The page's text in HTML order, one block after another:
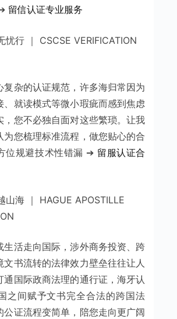
留信认证专业服务
忧行 ｜ CSCSE VERIFICATION
复杂的认证规范，许多海归常因为
、就读模式等微小瑕疵而感到焦虑
，您不必独自面对这些繁琐。让我
为您梳理标准流程，做您贴心的合
位规避技术性错漏 ➔ 留服认证合
山海 ｜ HAGUE APOSTILLE
生活走向国际，涉外商务投资、跨
文书流转的法律效力壁垒往往让人
通国际政商法理的通行证，海牙认
之间赋予文书完全合法的跨国法
公证流程变简单，陪您走向更广阔